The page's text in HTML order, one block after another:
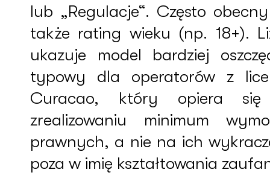
lub „Regulacje“. Często
także rating wieku (np. 18+).
ukazuje model bardziej
typowy dla operatorów z
Curacao, który opiera
zrealizowaniu minimum
prawnych, a nie na ich
poza w imię kształtowania